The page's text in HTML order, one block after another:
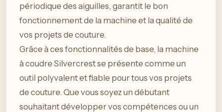
périodique des aiguilles, garantit le bon
fonctionnement de la machine et la qualité de
vos projets de couture.
Grâce à ces fonctionnalités de base, la machine
à coudre Silvercrest se présente comme un
outil polyvalent et fiable pour tous vos projets
de couture. Que vous soyez un débutant
souhaitant développer vos compétences ou un